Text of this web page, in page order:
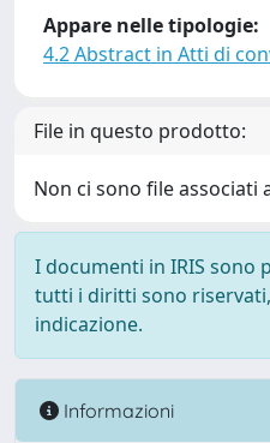
Appare nelle tipologie:
4.2 Abstract in Atti di
File in questo prodotto:
Non ci sono file associati
I documenti in IRIS sono
tutti i diritti sono
indicazione.
Informazioni